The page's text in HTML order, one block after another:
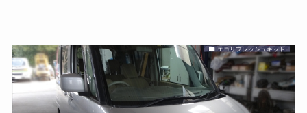
エコリフレッシュキット